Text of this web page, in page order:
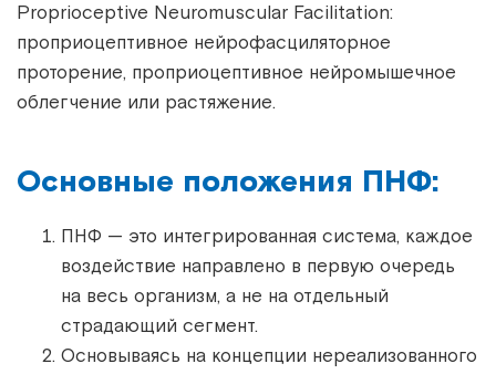
Proprioceptive Neuromuscular Facilitation:
проприоцептивное нейрофасциляторное
проторение, проприоцептивное нейромышечное
облегчение или растяжение.
Основные положения ПНФ:
ПНФ — это интегрированная система, каждое
воздействие направлено в первую очередь
на весь организм, а не на отдельный
страдающий сегмент.
Основываясь на концепции нереализованного